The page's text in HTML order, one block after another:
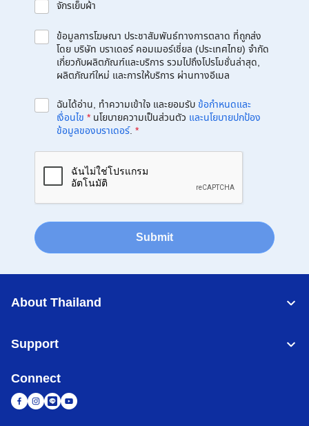
จักรเย็บผ้า
ข้อมูลการโฆษณา ประชาสัมพันธ์ทางการตลาด ที่ถูกส่ง
โดย บริษัท บราเดอร์ คอมเมอร์เชี่ยล (ประเทศไทย) จำกัด
เกี่ยวกับผลิตภัณฑ์และบริการ รวมไปถึงโปรโมชั่นล่าสุด,
ผลิตภัณฑ์ใหม่ และการให้บริการ ผ่านทางอีเมล
ฉันได้อ่าน, ทำความเข้าใจ และยอมรับข้อกำหนดและ
เงื่อนไข * นโยบายความเป็นส่วนตัว และนโยบายปกป้อง
ข้อมูลของบราเดอร์. *
Submit
About Thailand
Support
Connect